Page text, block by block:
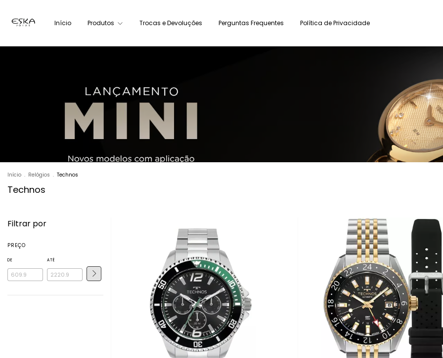
Início Produtos Trocas e Devoluções Perguntas Frequentes Política de Privacidade
Início . Relógios . Technos
Technos
Filtrar por
PREÇO
DE ATÉ